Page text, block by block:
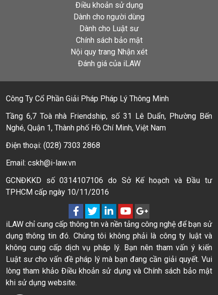
Điều khoản sử dụng
Dành cho người dùng
Dành cho Luật sư
Chính sách bảo mật
Nội quy trang Nhận xét
Đánh giá của iLAW
Công Ty Cổ Phần Giải Pháp Pháp Lý Thông Minh
Tầng 6,7 Toà nhà Friendship, số 31 Lê Duẩn, Phường Bến
Nghé, Quận 1, Thành phố Hồ Chí Minh, Việt Nam
Điện thoại: (028) 7303 2868
Email: cskh@i-law.vn
GCNĐKKD số 0314107106 do Sở Kế hoạch và Đầu tư
TPHCM cấp ngày 10/11/2016
iLAW chỉ cung cấp thông tin và nền tảng công nghệ để bạn sử
dụng thông tin đó. Chúng tôi không phải là công ty luật và
không cung cấp dịch vụ pháp lý. Bạn nên tham vấn ý kiến
Luật sư cho vấn đề pháp lý mà bạn đang cần giải quyết. Vui
lòng tham khảo Điều khoản sử dụng và Chính sách bảo mật
khi sử dụng website.